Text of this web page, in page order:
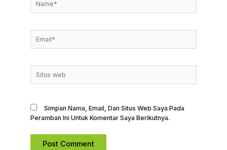
Web
Simpan Nama, Email, Dan Situs Web Saya Pada
Peramban Ini Untuk Komentar Saya Berikutnya.